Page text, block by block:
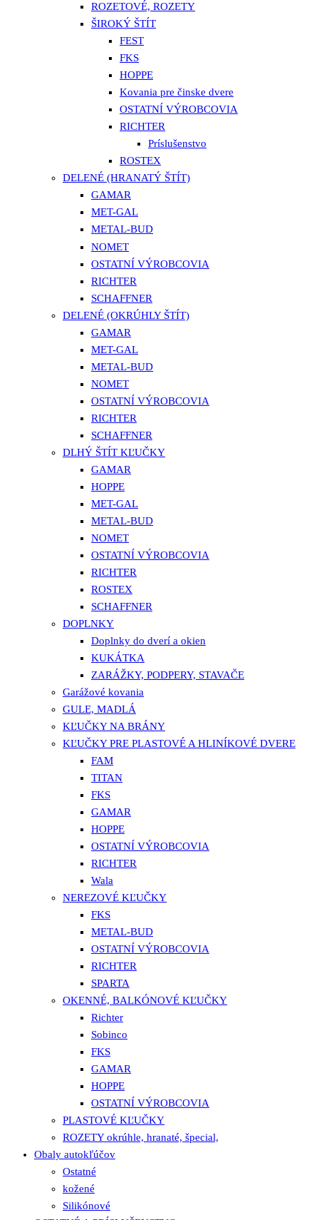
ROZETOVÉ, ROZETY
ŠIROKÝ ŠTÍT
FEST
FKS
HOPPE
Kovania pre činske dvere
OSTATNÍ VÝROBCOVIA
RICHTER
Príslušenstvo
ROSTEX
DELENÉ (HRANATÝ ŠTÍT)
GAMAR
MET-GAL
METAL-BUD
NOMET
OSTATNÍ VÝROBCOVIA
RICHTER
SCHAFFNER
DELENÉ (OKRÚHLY ŠTÍT)
GAMAR
MET-GAL
METAL-BUD
NOMET
OSTATNÍ VÝROBCOVIA
RICHTER
SCHAFFNER
DLHÝ ŠTÍT KĽUČKY
GAMAR
HOPPE
MET-GAL
METAL-BUD
NOMET
OSTATNÍ VÝROBCOVIA
RICHTER
ROSTEX
SCHAFFNER
DOPLNKY
Doplnky do dverí a okien
KUKÁTKA
ZARÁŽKY, PODPERY, STAVAČE
Garážové kovania
GULE, MADLÁ
KĽUČKY NA BRÁNY
KĽUČKY PRE PLASTOVÉ A HLINÍKOVÉ DVERE
FAM
TITAN
FKS
GAMAR
HOPPE
OSTATNÍ VÝROBCOVIA
RICHTER
Wala
NEREZOVÉ KĽUČKY
FKS
METAL-BUD
OSTATNÍ VÝROBCOVIA
RICHTER
SPARTA
OKENNÉ, BALKÓNOVÉ KĽUČKY
Richter
Sobinco
FKS
GAMAR
HOPPE
OSTATNÍ VÝROBCOVIA
PLASTOVÉ KĽUČKY
ROZETY okrúhle, hranaté, špecial,
Obaly autokľúčov
Ostatné
kožené
Silikónové